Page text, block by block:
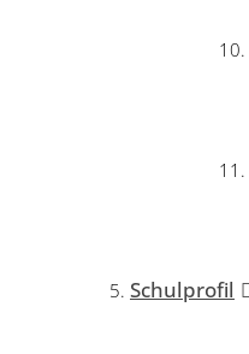
Schulprofil